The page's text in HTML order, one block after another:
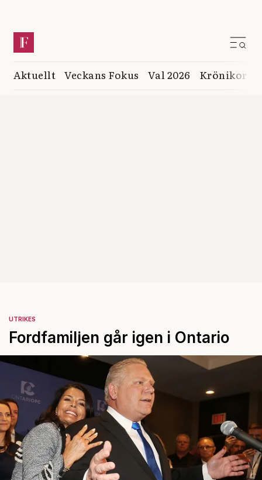
Aktuellt Veckans Fokus Val 2026 Krönikor
UTRIKES
Fordfamiljen går igen i Ontario